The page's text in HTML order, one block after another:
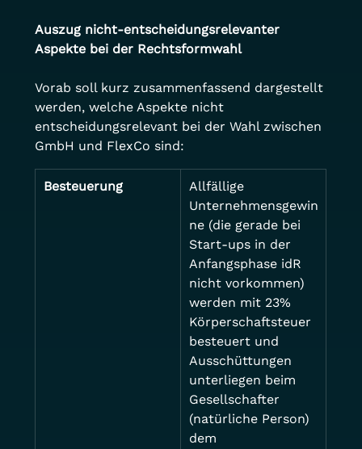
Auszug nicht-entscheidungsrelevanter
Aspekte bei der Rechtsformwahl
Vorab soll kurz zusammenfassend dargestellt
werden, welche Aspekte nicht
entscheidungsrelevant bei der Wahl zwischen
GmbH und FlexCo sind:
Besteuerung
Allfällige
Unternehmensgewin
ne (die gerade bei
Start-ups in der
Anfangsphase idR
nicht vorkommen)
werden mit 23%
Körperschaftsteuer
besteuert und
Ausschüttungen
unterliegen beim
Gesellschafter
(natürliche Person)
dem